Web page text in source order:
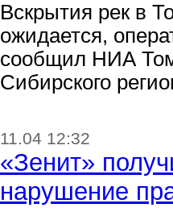
Вскрытия рек в
ожидается,
сообщил НИА
Сибирского
11.04 12:32
«Зенит»
нарушение